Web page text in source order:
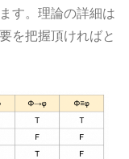
す。理論の詳細は
を把握頂ければと